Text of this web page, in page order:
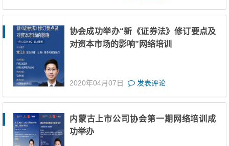
协会成功举办“新《证券法》修订要点及
对资本市场的影响”网络培训
2020年04月07日 发表评论
内蒙古上市公司协会第一期网络培训成
功举办